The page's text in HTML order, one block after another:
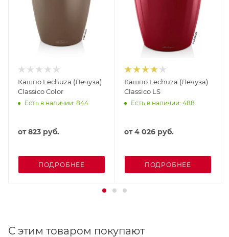
Кашпо Lechuza (Лечуза)
Classico Color
Есть в наличии: 844
от823 руб.
ПОДРОБНЕЕ
Кашпо Lechuza (Лечуза)
Classico LS
Есть в наличии: 488
от4 026 руб.
ПОДРОБНЕЕ
С этим товаром покупают